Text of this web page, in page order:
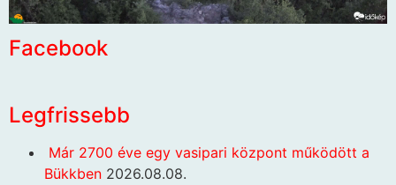
Facebook
Legfrissebb
Már 2700 éve egy vasipari központ működött a
Bükkben 2026.08.08.